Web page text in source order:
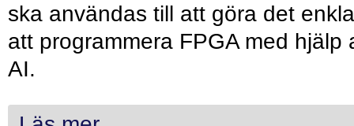
ska användas till att göra det
att programmera FPGA med hjälp
AI.